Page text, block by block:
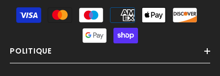
Moyens
de
POLITIQUE